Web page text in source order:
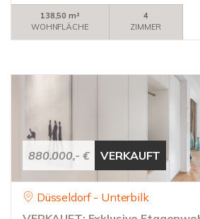
138,50 m²
WOHNFLÄCHE
4
ZIMMER
880.000,- € VERKAUFT
Düsseldorf - Unterbilk